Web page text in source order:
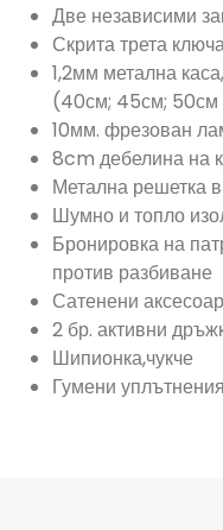
Две независими
Скрита трета
1,2мм метална
(40см; 45см; 50см
10мм. фрезован
8cm дебелина на
Метална решетка
Шумно и топло
Бронировка на
против разбиване
Сатенени
2 бр. активни
Шипионка,чукче
Гумени